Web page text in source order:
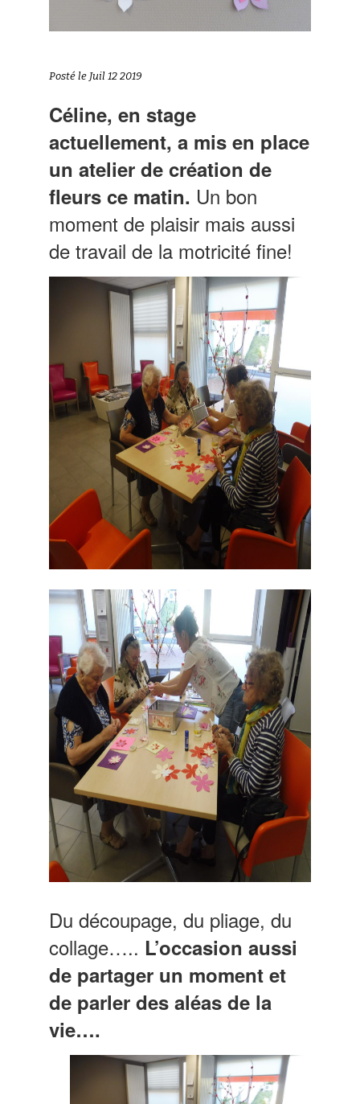
Posté le Juil 12 2019
Céline, en stage
actuellement, a mis en place
un atelier de création de
fleurs ce matin. Un bon
moment de plaisir mais aussi
de travail de la motricité fine!
Du découpage, du pliage, du
collage….. L’occasion aussi
de partager un moment et
de parler des aléas de la
vie….